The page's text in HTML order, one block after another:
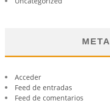
META
Acceder
Feed de entradas
Feed de comentarios